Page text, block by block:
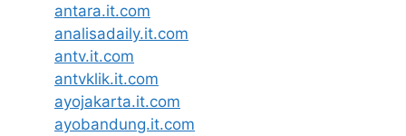
antara.it.com
analisadaily.it.com
antv.it.com
antvklik.it.com
ayojakarta.it.com
ayobandung.it.com